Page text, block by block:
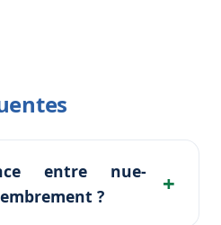
entre nue-
?